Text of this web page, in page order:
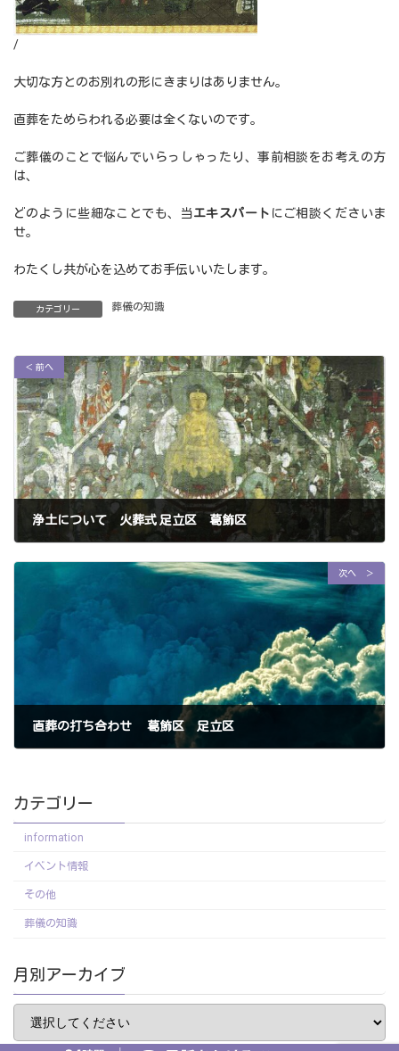
/
大切な方とのお別れの形にきまりはありません。
直葬をためらわれる必要は全くないのです。
ご葬儀のことで悩んでいらっしゃったり、事前相談をお考えの方
は、
どのように些細なことでも、当エキスパート にご相談くださいま
せ。
わたくし共が心を込めてお手伝いいたします。
カテゴリー 葬儀の知識
＜ 前へ
浄土について 火葬式 足立区 葛飾区
次へ ＞
直葬の打ち合わせ 葛飾区 足立区
カテゴリー
information
イベント情報
その他
葬儀の知識
月別アーカイブ